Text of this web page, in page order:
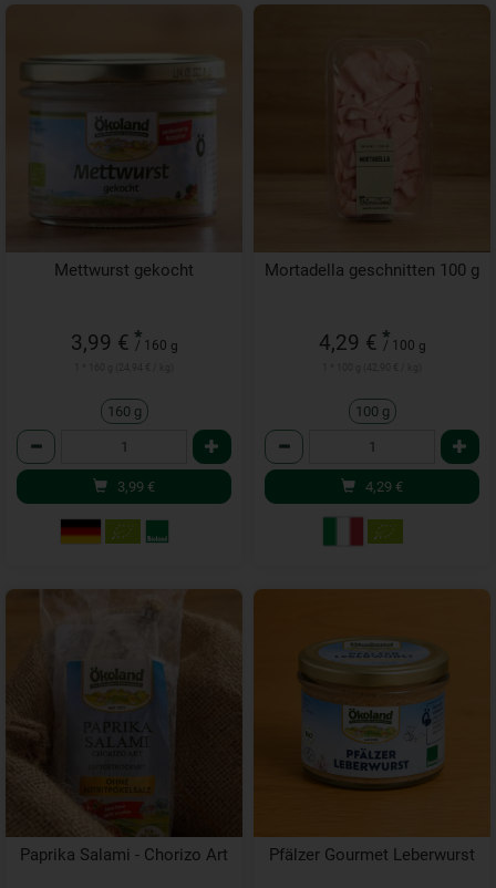
Mettwurst gekocht
3,99 € *
/ 160 g
160 g
Anzahl
3,99 €
Mortadella geschnitten 100 g
4,29 € *
/ 100 g
100 g
Anzahl
4,29 €
Paprika Salami - Chorizo Art Pfälzer Gourmet Leberwurst